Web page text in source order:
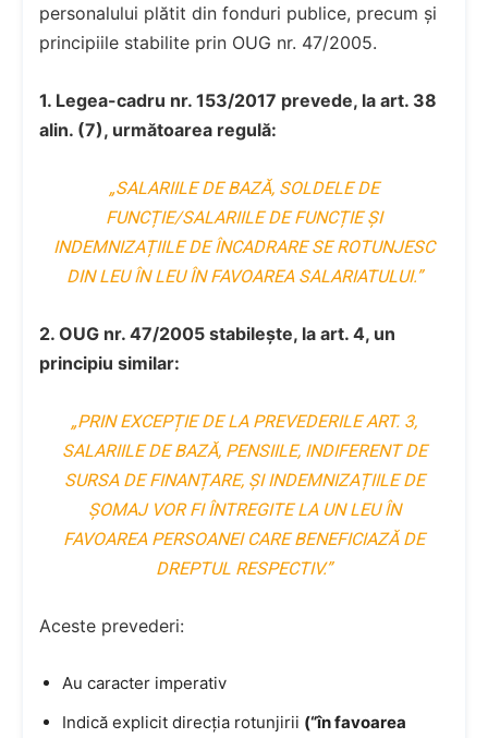
personalului plătit din fonduri publice, precum și
principiile stabilite prin OUG nr. 47/2005.
1. Legea-cadru nr. 153/2017 prevede, la art. 38
alin. (7), următoarea regulă:
„SALARIILE DE BAZĂ, SOLDELE DE
FUNCȚIE/SALARIILE DE FUNCȚIE ȘI
INDEMNIZAȚIILE DE ÎNCADRARE SE ROTUNJESC
DIN LEU ÎN LEU ÎN FAVOAREA SALARIATULUI.”
2. OUG nr. 47/2005 stabilește, la art. 4, un
principiu similar:
„PRIN EXCEPȚIE DE LA PREVEDERILE ART. 3,
SALARIILE DE BAZĂ, PENSIILE, INDIFERENT DE
SURSA DE FINANȚARE, ȘI INDEMNIZAȚIILE DE
ȘOMAJ VOR FI ÎNTREGITE LA UN LEU ÎN
FAVOAREA PERSOANEI CARE BENEFICIAZĂ DE
DREPTUL RESPECTIV.”
Aceste prevederi:
Au caracter imperativ
Indică explicit direcția rotunjirii (“în favoarea